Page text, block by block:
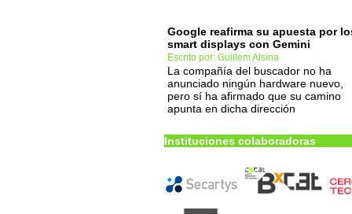
Google reafirma su apuesta por
smart displays con Gemini
Escrito por: Guillem Alsina
La compañía del buscador no ha
anunciado ningún hardware nuevo,
pero sí ha afirmado que su camino
apunta en dicha dirección
Instituciones colaboradoras